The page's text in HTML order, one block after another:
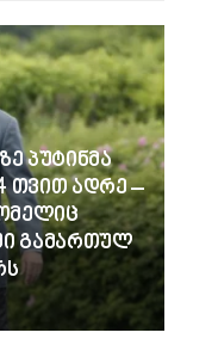
პუტინმა
თვით ადრე –
გამართულ